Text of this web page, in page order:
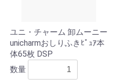
ユニ・チャーム 卸ムーニー
unicharmおしりふきﾋﾟｭｱ本
体65枚 DSP
数量